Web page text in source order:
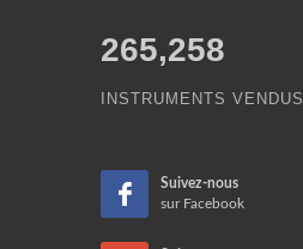
265,258
INSTRUMENTS VENDUS
Suivez-nous
sur Facebook